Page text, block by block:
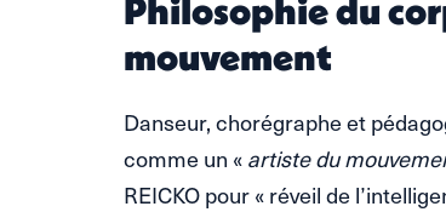
Philosophie du
mouvement
Danseur, chorégraphe et
comme un « artiste du
REICKO pour « réveil de